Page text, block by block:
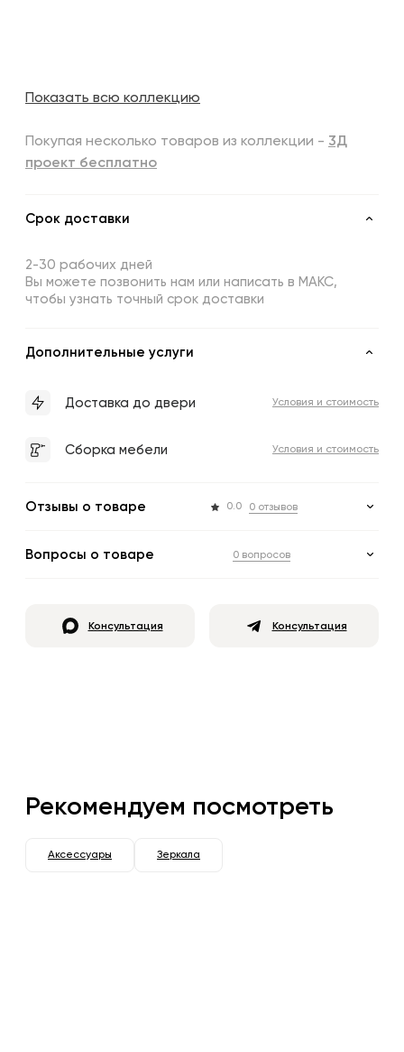
Показать всю коллекцию
Покупая несколько товаров из коллекции - 3Д
проект бесплатно
Срок доставки
2-30 рабочих дней
Вы можете позвонить нам или написать в МАКС,
чтобы узнать точный срок доставки
Дополнительные услуги
Доставка до двери Условия и стоимость
Сборка мебели Условия и стоимость
Отзывы о товаре 0.0 0 отзывов
Вопросы о товаре 0 вопросов
Консультация Консультация
Рекомендуем посмотреть
Аксессуары Зеркала